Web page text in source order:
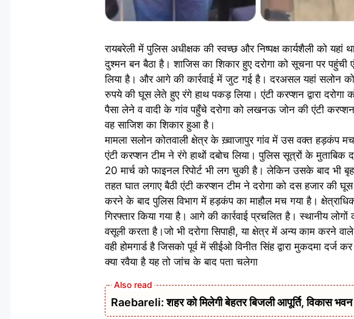
रायबरेली में पुलिस अधीक्षक की स्वच्छ और निष्पक्ष कार्यशैली को यहां
दुश्मन बन बैठा है। शाजिस का शिकार हुए दरोगा को सूचना पर
लिया है। और आगे की कार्रवाई में जुट गई है। दरअसल यहां सलोन
रुपये की घूस लेते हुए रंगे हाथ पकड़ लिया। एंटी करप्शन द्वारा
पैसा लेने व वादी के गांव पहुँचे दरोगा को लखनऊ जोन की एंटी
वह साजिश का शिकार हुआ है।
मामला सलोन कोतवाली क्षेत्र के ख़्वाजापुर गांव में उस वक्त हड़कंप
एंटी करप्शन टीम ने रंगे हाथों दबोच लिया। पुलिस सूत्रों के मुताबिक
20 मार्च को फाइनल रिपोर्ट भी लग चुकी है। लेकिन उसके बाद भी
तहत घात लगाए बैठी एंटी करप्शन टीम ने दरोगा को दस हजार की घूस
करने के बाद पुलिस विभाग में हड़कंप का माहौल मच गया है।
गिरफ्तार किया गया है। आगे की कार्रवाई प्रचलित है। स्थानीय
वसूली करता है।जो भी दरोगा सिपाही, या क्षेत्र में अन्य काम करने
वही होमगार्ड है जिसको पूर्व में सीईओ विनीत सिंह द्वारा मुकदमा
क्या रवैया है यह तो जांच के बाद पता चलेगा
Raebareli: शहर को मिलेगी बेहतर बिजली आपूर्ति, विकास भवन